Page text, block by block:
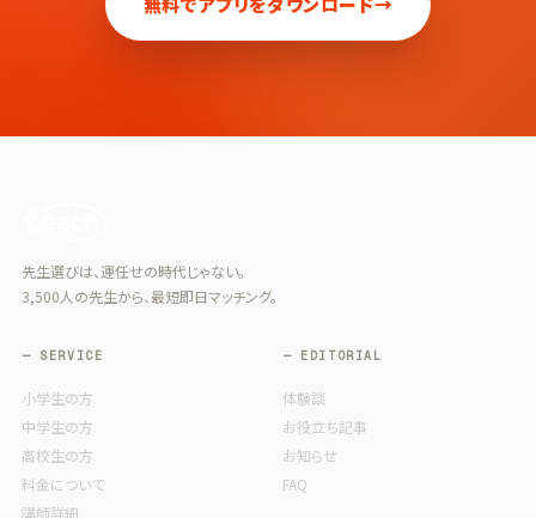
先生選びは、運任せの時代じゃない。
3,500人の先生から、最短即日マッチング。
— SERVICE
小学生の方
中学生の方
高校生の方
料金について
講師詳細
— EDITORIAL
体験談
お役立ち記事
お知らせ
FAQ